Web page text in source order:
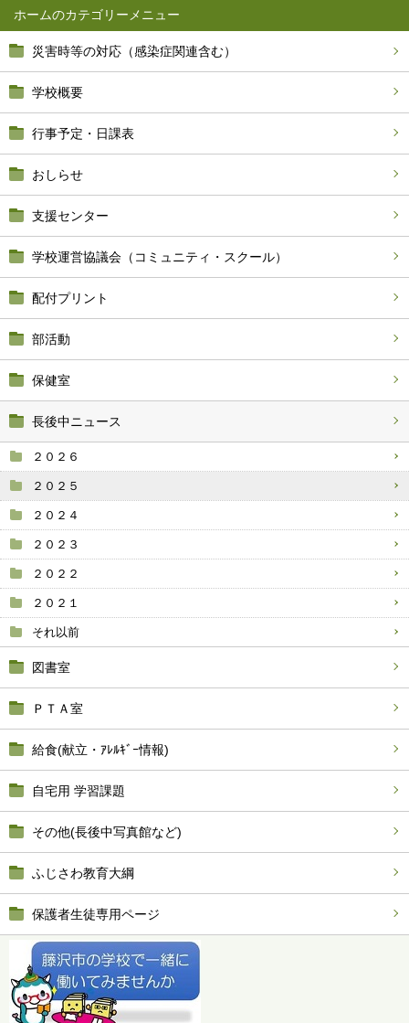
ホーム
災害時等の対応（感染症関連含む）
学校概要
行事予定・日課表
おしらせ
支援センター
学校運営協議会（コミュニティ・スクール）
配付プリント
部活動
保健室
長後中ニュース
２０２６
２０２５
２０２４
２０２３
２０２２
２０２１
それ以前
図書室
ＰＴＡ室
給食(献立・ｱﾚﾙｷﾞｰ情報)
自宅用 学習課題
その他(長後中写真館など)
ふじさわ教育大綱
保護者生徒専用ページ